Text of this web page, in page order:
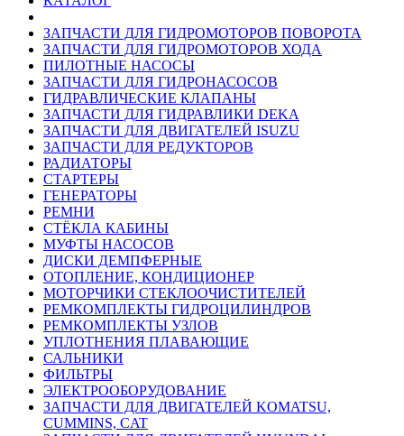
ЗАПЧАСТИ ДЛЯ ГИДРОМОТОРОВ ПОВОРОТА
ЗАПЧАСТИ ДЛЯ ГИДРОМОТОРОВ ХОДА
ПИЛОТНЫЕ НАСОСЫ
ЗАПЧАСТИ ДЛЯ ГИДРОНАСОСОВ
ГИДРАВЛИЧЕСКИЕ КЛАПАНЫ
ЗАПЧАСТИ ДЛЯ ГИДРАВЛИКИ DEKA
ЗАПЧАСТИ ДЛЯ ДВИГАТЕЛЕЙ ISUZU
ЗАПЧАСТИ ДЛЯ РЕДУКТОРОВ
РАДИАТОРЫ
СТАРТЕРЫ
ГЕНЕРАТОРЫ
РЕМНИ
СТЁКЛА КАБИНЫ
МУФТЫ НАСОСОВ
ДИСКИ ДЕМПФЕРНЫЕ
ОТОПЛЕНИЕ, КОНДИЦИОНЕР
МОТОРЧИКИ СТЕКЛООЧИСТИТЕЛЕЙ
РЕМКОМПЛЕКТЫ ГИДРОЦИЛИНДРОВ
РЕМКОМПЛЕКТЫ УЗЛОВ
УПЛОТНЕНИЯ ПЛАВАЮЩИЕ
САЛЬНИКИ
ФИЛЬТРЫ
ЭЛЕКТРООБОРУДОВАНИЕ
ЗАПЧАСТИ ДЛЯ ДВИГАТЕЛЕЙ KOMATSU,
CUMMINS, CAT